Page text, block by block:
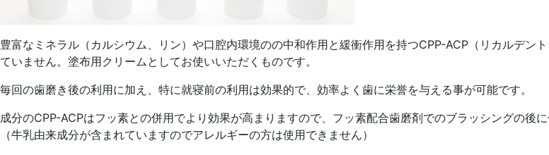
豊富なミネラル（カルシウム、リン）や口腔内環境のの中和作用と緩衝作用を持つCPP-ACP（リカルデン
ていません。塗布用クリームとしてお使いいただくものです。
毎回の歯磨き後の利用に加え、特に就寝前の利用は効果的で、効率よく歯に栄誉を与える事が可能です。
成分のCPP-ACPはフッ素との併用でより効果が高まりますので、フッ素配合歯磨剤でのブラッシングの後
（牛乳由来成分が含まれていますのでアレルギーの方は使用できません）